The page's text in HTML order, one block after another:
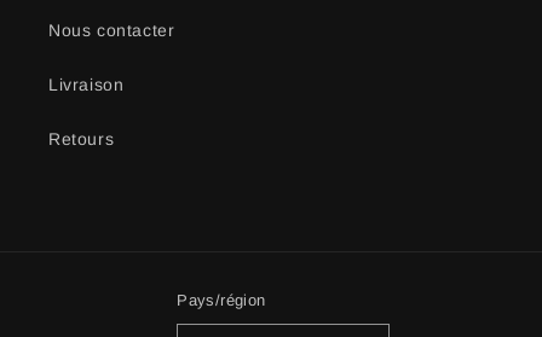
Nous contacter
Livraison
Retours
Pays/région